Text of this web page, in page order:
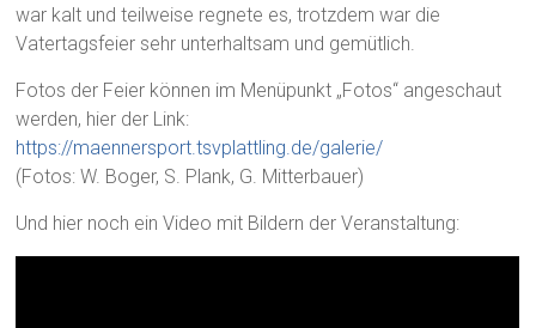
war kalt und teilweise regnete es, trotzdem war die
Vatertagsfeier sehr unterhaltsam und gemütlich.
Fotos der Feier können im Menüpunkt „Fotos“ angeschaut
werden, hier der Link:
https://maennersport.tsvplattling.de/galerie/
(Fotos: W. Boger, S. Plank, G. Mitterbauer)
Und hier noch ein Video mit Bildern der Veranstaltung: